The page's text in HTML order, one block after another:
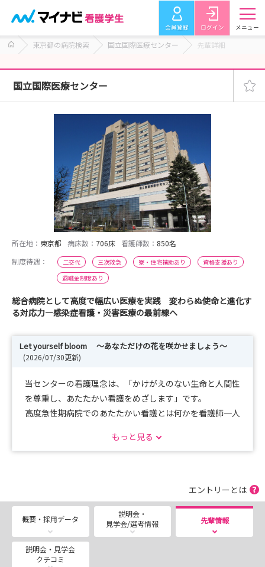
会員登録 ログイン メニュー
東京都の病院検索 国立国際医療センター 先輩詳細
国立国際医療センター
所在地： 東京都 病床数： 706床 看護師数： 850名
制度待遇：
二交代 三次救急 寮・住宅補助あり
資格支援あり
退職金制度あり
総合病院として高度で幅広い医療を実践 変わらぬ使命と進化す
る対応力—感染症看護・災害医療の最前線へ
Let yourself bloom ～あなただけの花を咲かせましょう～
(2026/07/30更新)
当センターの看護理念は、「かけがえのない生命と人間性
を尊重し、あたたかい看護をめざします」です。
高度急性期病院でのあたたかい看護とは何かを看護師一人
質の高いあたたかい看護が届けられるよう連携し、チーム
人として、看護師としてともに成長し、当センターであな
ただけの看護の花を一緒に咲かせてみませんか。
【2026夏 キャリア見学会】の予定を掲載しておりま
す。８月20日・21日は若干名、参加枠の空きがございま
す！
もっと見る
エントリーとは
概要・採用データ
説明会・
見学会/選考情報
先輩情報
説明会・見学会
クチコミ